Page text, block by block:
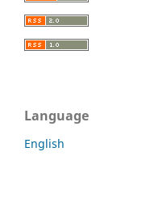
Language
English